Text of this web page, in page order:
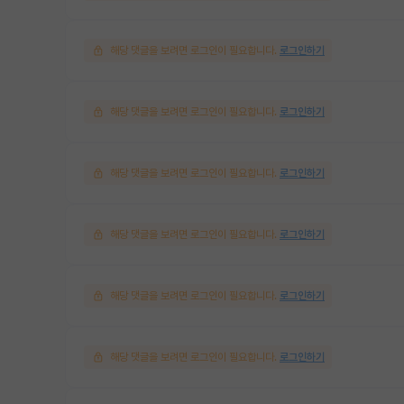
해당 댓글을 보려면 로그인이 필요합니다. 로그인하기
해당 댓글을 보려면 로그인이 필요합니다. 로그인하기
해당 댓글을 보려면 로그인이 필요합니다. 로그인하기
해당 댓글을 보려면 로그인이 필요합니다. 로그인하기
해당 댓글을 보려면 로그인이 필요합니다. 로그인하기
해당 댓글을 보려면 로그인이 필요합니다. 로그인하기